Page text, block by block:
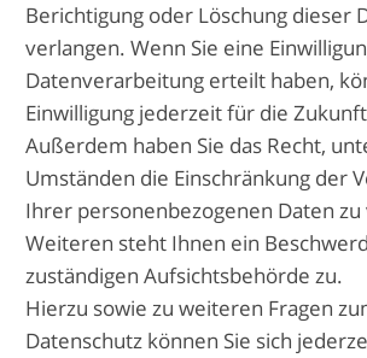
Berichtigung oder Löschung dieser
verlangen. Wenn Sie eine
Datenverarbeitung erteilt haben,
Einwilligung jederzeit für die
Außerdem haben Sie das Recht,
Umständen die Einschränkung der
Ihrer personenbezogenen Daten
Weiteren steht Ihnen ein
zuständigen Aufsichtsbehörde zu.
Hierzu sowie zu weiteren Fragen
Datenschutz können Sie sich